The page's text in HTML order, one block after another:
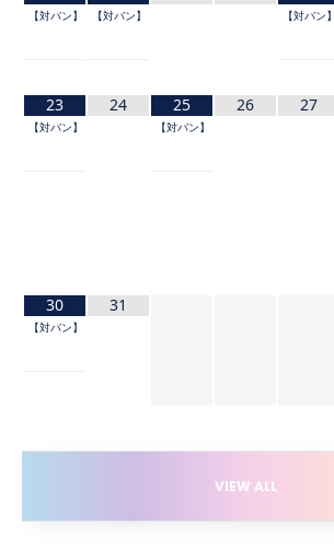
【対バン】UtaGe!×FES☆TIVE 主催サーキット『超宴祭！』
【対バン】shibuya luisant Vol.54 【対バン
23
【対バン】Devil ANTHEM. presents 「でびぱっぱ夏祭 2026 〜
24 25
【対バン】Appare! Presents エンド
26 27
30
【対バン】@JAM EXPO 2026 supported by UP-T
31
VIEW ALL